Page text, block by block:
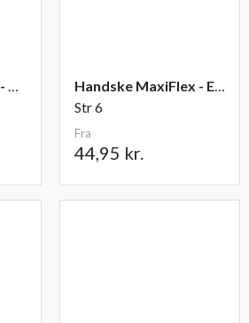
Handske MaxiFlex - Ultimate
Handske MaxiFlex - Endurance
Str 6
Fra
44,95 kr.